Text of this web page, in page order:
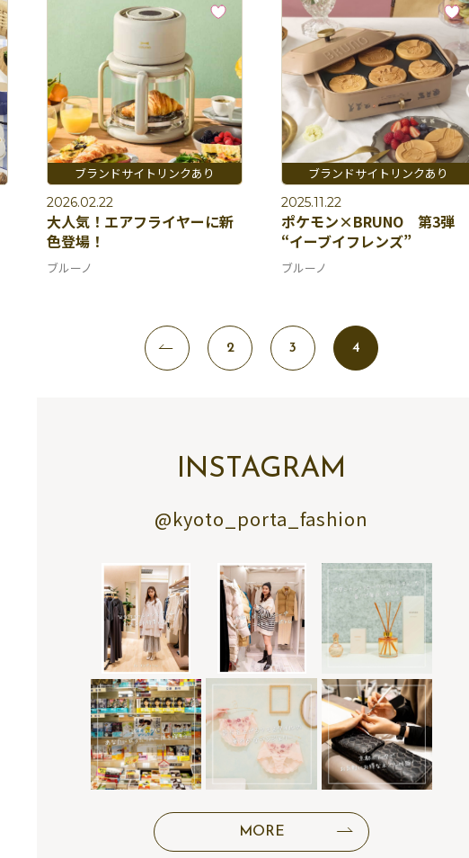
2026.02.22
大人気！エアフライヤーに新
色登場！
ブルーノ
2025.11.22
ポケモン×BRUNO 第3弾
“イーブイフレンズ”
ブルーノ
2 3 4
INSTAGRAM
@kyoto_porta_fashion
MORE